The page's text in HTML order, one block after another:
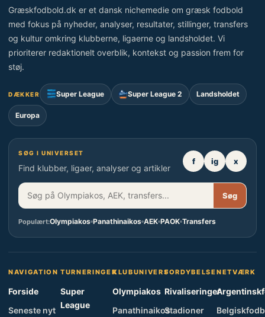
Græskfodbold.dk er et dansk nichemedie om græsk fodbold
med fokus på nyheder, analyser, resultater, stillinger, transfers
og kultur omkring klubberne, ligaerne og landsholdet. Vi
prioriterer redaktionelt overblik, kontekst og passion frem for
støj.
DÆKKER Super League Super League 2 Landsholdet
Europa
SØG I UNIVERSET
Find klubber, ligaer, analyser og artikler
f ig x
Søg
Populært:Olympiakos Panathinaikos AEK PAOK Transfers
NAVIGATION
Forside
Seneste nyt
TURNERINGER
Super
League
KLUBUNIVERS
Olympiakos
Panathinaikos
FORDYBELSE
Rivaliseringer
Stadioner
NETVÆRK